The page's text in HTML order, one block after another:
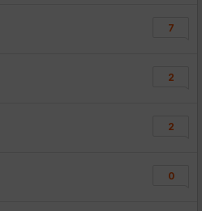
7
2
2
0